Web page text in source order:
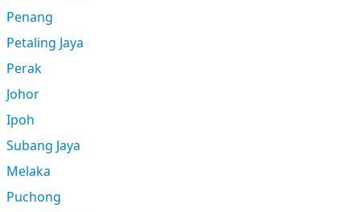
Penang
Petaling Jaya
Perak
Johor
Ipoh
Subang Jaya
Melaka
Puchong